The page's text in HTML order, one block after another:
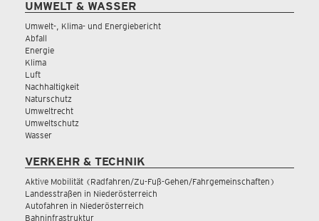
UMWELT & WASSER
Umwelt-, Klima- und Energiebericht
Abfall
Energie
Klima
Luft
Nachhaltigkeit
Naturschutz
Umweltrecht
Umweltschutz
Wasser
VERKEHR & TECHNIK
Aktive Mobilität (Radfahren/Zu-Fuß-Gehen/Fahrgemeinschaften)
Landesstraßen in Niederösterreich
Autofahren in Niederösterreich
Bahninfrastruktur